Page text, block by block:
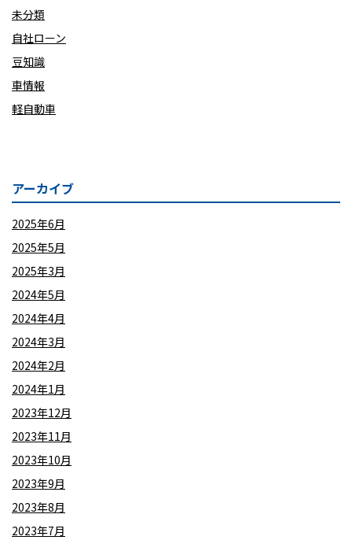
未分類
自社ローン
豆知識
車情報
軽自動車
アーカイブ
2025年6月
2025年5月
2025年3月
2024年5月
2024年4月
2024年3月
2024年2月
2024年1月
2023年12月
2023年11月
2023年10月
2023年9月
2023年8月
2023年7月